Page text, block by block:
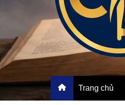
Trang chủ